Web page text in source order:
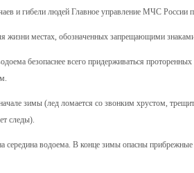
и гибели людей Главное управление МЧС России
жизни местах, обозначенных запрещающими
безопаснее всего придерживаться
зимы (лед ломается со звонким хрустом,
следы).
середина водоема. В конце зимы опасны